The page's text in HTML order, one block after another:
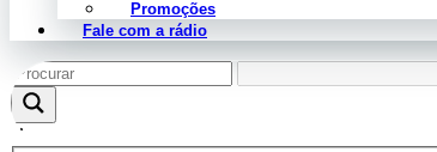
Promoções
Fale com a rádio